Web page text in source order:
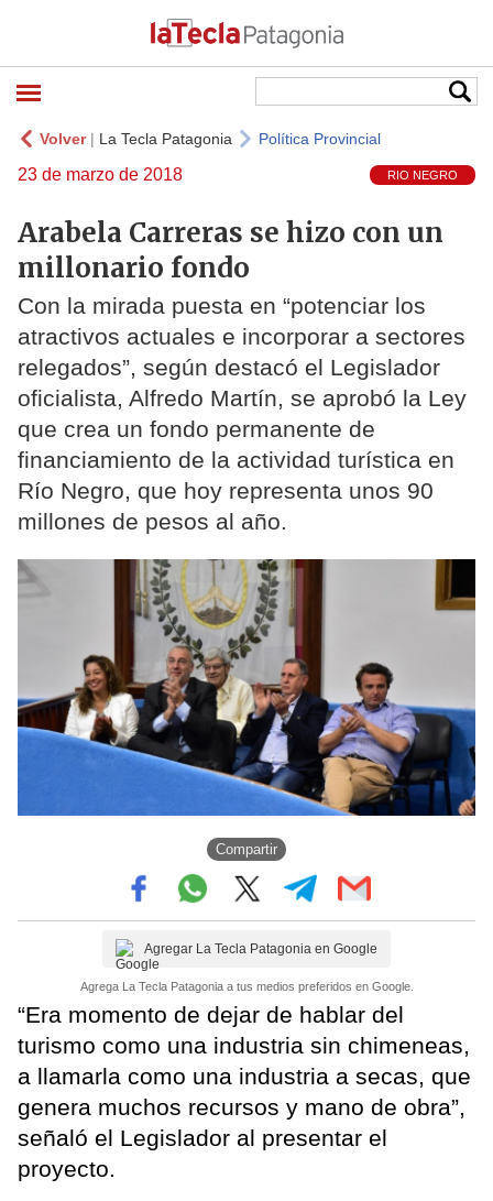
Volver| La Tecla Patagonia Política Provincial
23 de marzo de 2018 RIO NEGRO
Arabela Carreras se hizo con un
millonario fondo
Con la mirada puesta en “potenciar los
atractivos actuales e incorporar a sectores
relegados”, según destacó el Legislador
oficialista, Alfredo Martín, se aprobó la Ley
que crea un fondo permanente de
financiamiento de la actividad turística en
Río Negro, que hoy representa unos 90
millones de pesos al año.
Compartir
Agregar La Tecla Patagonia en Google
Agrega La Tecla Patagonia a tus medios preferidos en Google.
“Era momento de dejar de hablar del
turismo como una industria sin chimeneas,
a llamarla como una industria a secas, que
genera muchos recursos y mano de obra”,
señaló el Legislador al presentar el
proyecto.